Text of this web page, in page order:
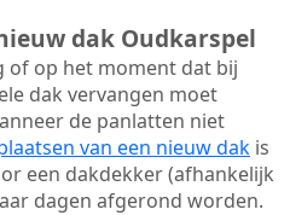
dak Oudkarspel
of op het moment dat bij
dak vervangen moet
de panlatten niet
van een nieuw dak is
een dakdekker (afhankelijk
dagen afgerond worden.